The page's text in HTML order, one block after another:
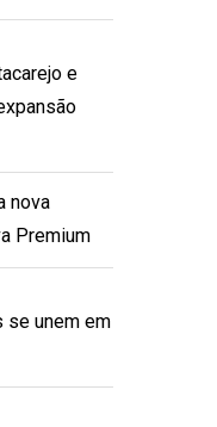
e
nova
Premium
se unem em